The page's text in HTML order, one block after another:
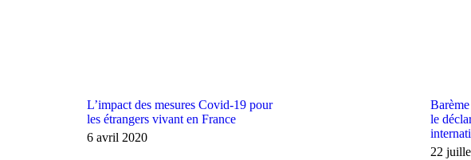
L’impact des mesures Covid-19 pour
les étrangers vivant en France
6 avril 2020
le
22